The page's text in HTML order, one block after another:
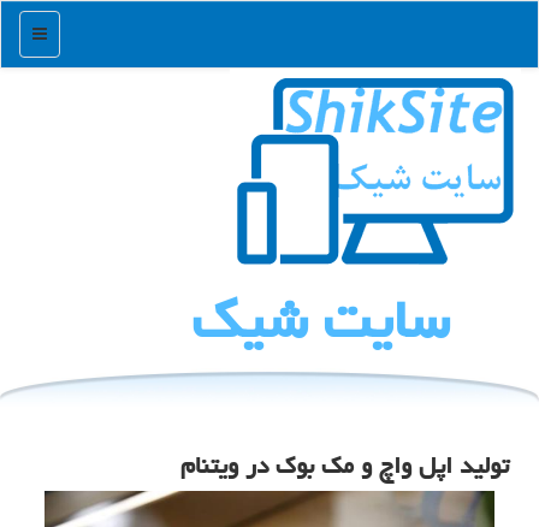
منو
سایت شیك
تولید اپل واچ و مک بوک در ویتنام